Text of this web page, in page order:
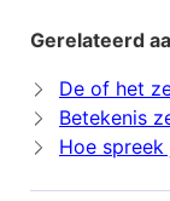
Gerelateerd
De of het
Betekenis
Hoe